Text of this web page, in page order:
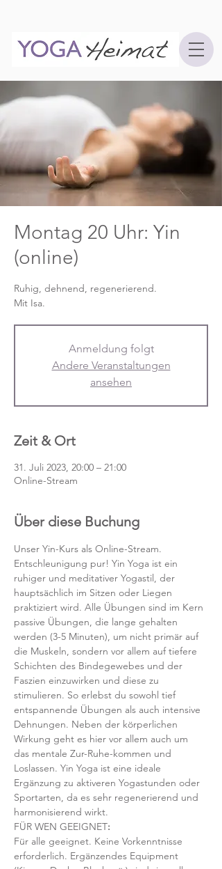
Montag 20 Uhr: Yin
(online)
Ruhig, dehnend, regenerierend.
Mit Isa.
Anmeldung folgt
Andere Veranstaltungen
ansehen
Zeit & Ort
31. Juli 2023, 20:00 – 21:00
Online-Stream
Über diese Buchung
Unser Yin-Kurs als Online-Stream.
Entschleunigung pur! Yin Yoga ist ein
ruhiger und meditativer Yogastil, der
hauptsächlich im Sitzen oder Liegen
praktiziert wird. Alle Übungen sind im Kern
passive Übungen, die lange gehalten
werden (3-5 Minuten), um nicht primär auf
die Muskeln, sondern vor allem auf tiefere
Schichten des Bindegewebes und der
Faszien einzuwirken und diese zu
stimulieren. So erlebst du sowohl tief
entspannende Übungen als auch intensive
Dehnungen. Neben der körperlichen
Wirkung geht es hier vor allem auch um
das mentale Zur-Ruhe-kommen und
Loslassen. Yin Yoga ist eine ideale
Ergänzung zu aktiveren Yogastunden oder
Sportarten, da es sehr regenerierend und
harmonisierend wirkt.
FÜR WEN GEEIGNET:
Für alle geeignet. Keine Vorkenntnisse
erforderlich. Ergänzendes Equipment